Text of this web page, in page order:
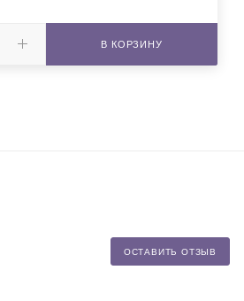
В КОРЗИНУ
ОСТАВИТЬ ОТЗЫВ